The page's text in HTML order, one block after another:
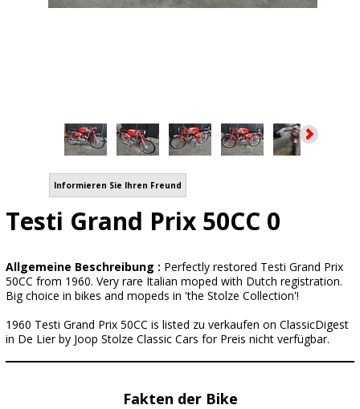
Informieren Sie Ihren Freund
Testi Grand Prix 50CC 0
Allgemeine Beschreibung : Perfectly restored Testi Grand Prix
50CC from 1960. Very rare Italian moped with Dutch registration.
Big choice in bikes and mopeds in 'the Stolze Collection'!
1960 Testi Grand Prix 50CC is listed zu verkaufen on ClassicDigest
in De Lier by Joop Stolze Classic Cars for Preis nicht verfügbar.
Fakten der Bike